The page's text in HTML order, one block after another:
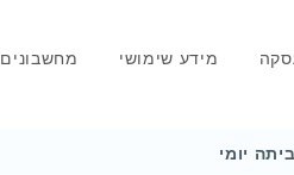
מידע שימושי מחשבונים
יומי